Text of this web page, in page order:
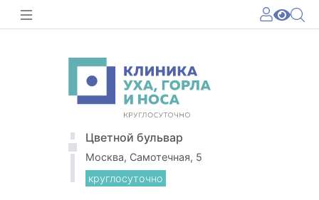
Цветной бульвар
Москва, Самотечная, 5
круглосуточно